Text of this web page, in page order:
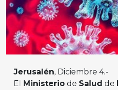
Jerusalén, Diciembre 4.-
El
Ministerio de Salud de